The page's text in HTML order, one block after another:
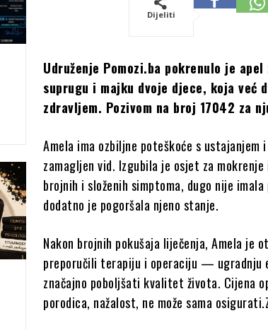
Dijeliti
Udruženje Pomozi.ba pokrenulo je
suprugu i majku dvoje djece, koja već
zdravljem. Pozivom na broj 17042 za
Amela ima ozbiljne poteškoće s
zamagljen vid. Izgubila je osjet za
brojnih i složenih simptoma, dugo nije
dodatno je pogoršala njeno stanje.
Nakon brojnih pokušaja liječenja, Amela je
preporučili terapiju i operaciju — ugradnju
značajno poboljšati kvalitet života. Cijena
porodica, nažalost, ne može sama